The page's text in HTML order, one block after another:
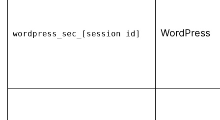
wordpress_sec_[session id] WordPress